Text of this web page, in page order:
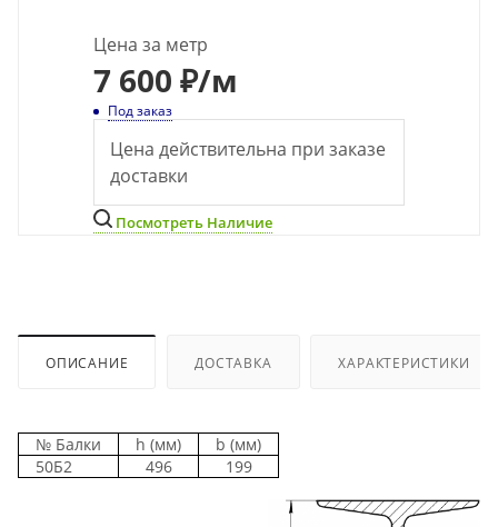
Цена за метр
7 600 ₽/м
Под заказ
Цена действительна при заказе
доставки
Посмотреть Наличие
ОПИСАНИЕ ДОСТАВКА ХАРАКТЕРИСТИКИ
№ Балки h (мм)
b (мм)
50Б2
496 199